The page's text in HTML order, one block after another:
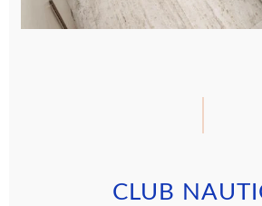
CLUB